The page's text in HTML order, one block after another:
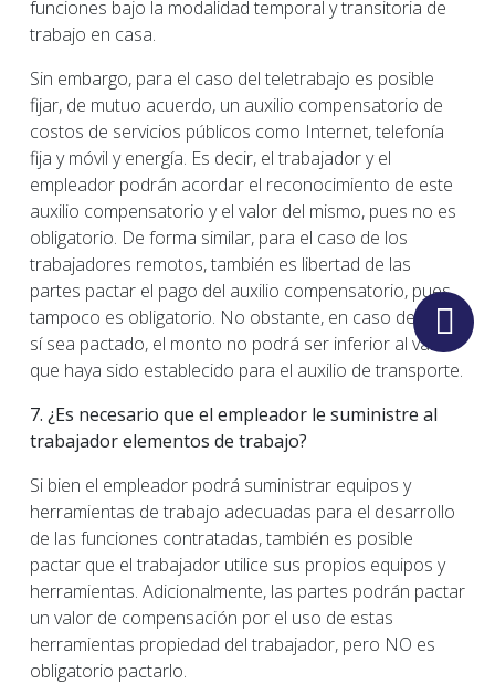
funciones bajo la modalidad temporal y transitoria de
trabajo en casa.
Sin embargo, para el caso del teletrabajo es posible
fijar, de mutuo acuerdo, un auxilio compensatorio de
costos de servicios públicos como Internet, telefonía
fija y móvil y energía. Es decir, el trabajador y el
empleador podrán acordar el reconocimiento de este
auxilio compensatorio y el valor del mismo, pues no es
obligatorio. De forma similar, para el caso de los
trabajadores remotos, también es libertad de las
partes pactar el pago del auxilio compensatorio, pues
tampoco es obligatorio. No obstante, en caso de que
sí sea pactado, el monto no podrá ser inferior al valor
que haya sido establecido para el auxilio de transporte.
7. ¿Es necesario que el empleador le suministre al
trabajador elementos de trabajo?
Si bien el empleador podrá suministrar equipos y
herramientas de trabajo adecuadas para el desarrollo
de las funciones contratadas, también es posible
pactar que el trabajador utilice sus propios equipos y
herramientas. Adicionalmente, las partes podrán pactar
un valor de compensación por el uso de estas
herramientas propiedad del trabajador, pero NO es
obligatorio pactarlo.